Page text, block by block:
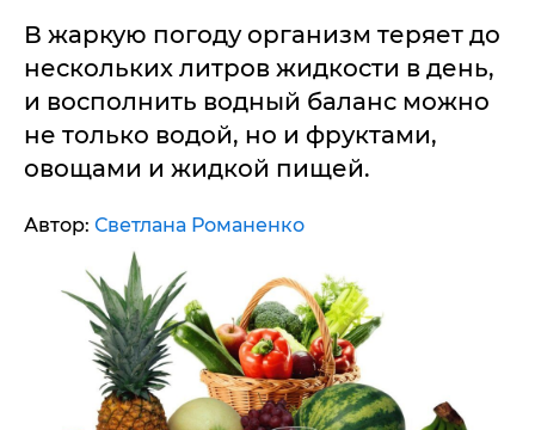
В жаркую погоду организм теряет до
нескольких литров жидкости в день,
и восполнить водный баланс можно
не только водой, но и фруктами,
овощами и жидкой пищей.
Автор: Светлана Романенко